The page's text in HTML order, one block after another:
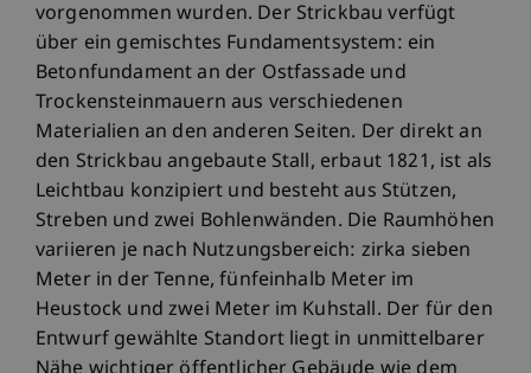
vorgenommen wurden. Der Strickbau verfügt
über ein gemischtes Fundamentsystem: ein
Betonfundament an der Ostfassade und
Trockensteinmauern aus verschiedenen
Materialien an den anderen Seiten. Der direkt an
den Strickbau angebaute Stall, erbaut 1821, ist als
Leichtbau konzipiert und besteht aus Stützen,
Streben und zwei Bohlenwänden. Die Raumhöhen
variieren je nach Nutzungsbereich: zirka sieben
Meter in der Tenne, fünfeinhalb Meter im
Heustock und zwei Meter im Kuhstall. Der für den
Entwurf gewählte Standort liegt in unmittelbarer